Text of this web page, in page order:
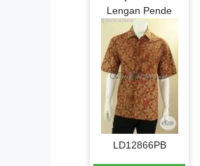
Lengan Pende
LD12866PB